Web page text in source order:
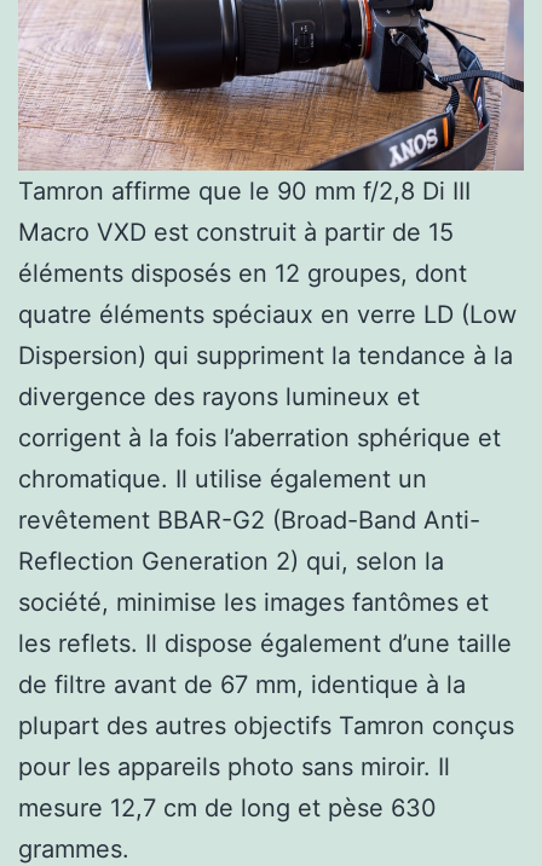
Tamron affirme que le 90 mm f/2,8 Di III
Macro VXD est construit à partir de 15
éléments disposés en 12 groupes, dont
quatre éléments spéciaux en verre LD (Low
Dispersion) qui suppriment la tendance à la
divergence des rayons lumineux et
corrigent à la fois l’aberration sphérique et
chromatique. Il utilise également un
revêtement BBAR-G2 (Broad-Band Anti-
Reflection Generation 2) qui, selon la
société, minimise les images fantômes et
les reflets. Il dispose également d’une taille
de filtre avant de 67 mm, identique à la
plupart des autres objectifs Tamron conçus
pour les appareils photo sans miroir. Il
mesure 12,7 cm de long et pèse 630
grammes.